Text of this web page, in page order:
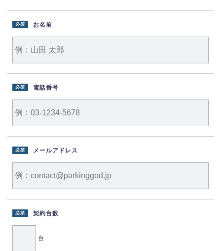
お名前
必須
電話番号
必須
メールアドレス
必須
契約台数
必須
台